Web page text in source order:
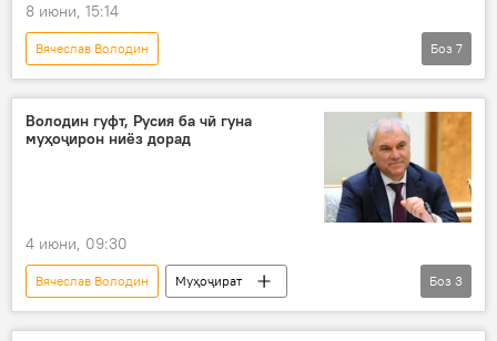
8 июни, 15:14
Вячеслав Володин
Амалиёти вижаи Русия барои ҳимояи Донбасс: охирин хабарҳо
Русия
Украина
Владимир Зеленский
Путин
Боз 7
Володин гуфт, Русия ба чӣ гуна
муҳоҷирон ниёз дорад
4 июни, 09:30
Вячеслав Володин
Муҳоҷират
муҳоҷирони корӣ
Русия
Боз 3